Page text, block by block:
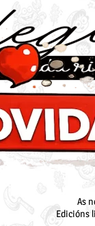
As
Edicións